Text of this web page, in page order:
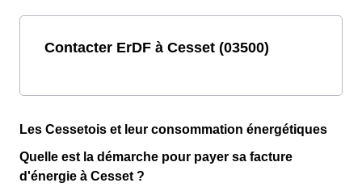
Contacter ErDF à Cesset (03500)
Les Cessetois et leur consommation énergétiques
Quelle est la démarche pour payer sa facture
d'énergie à Cesset ?